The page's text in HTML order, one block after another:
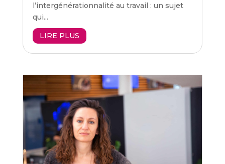
l’intergénérationnalité au travail : un sujet
qui...
LIRE PLUS